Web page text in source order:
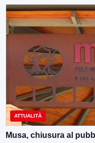
ATTUALITÀ
Musa, chiusura al